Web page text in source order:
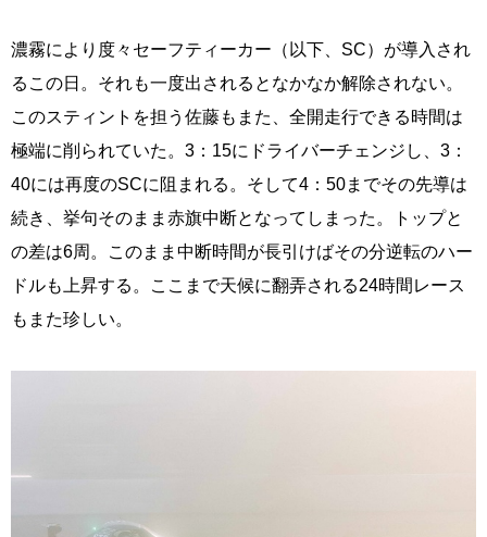
濃霧により度々セーフティーカー（以下、SC）が導入され
るこの日。それも一度出されるとなかなか解除されない。
このスティントを担う佐藤もまた、全開走行できる時間は
極端に削られていた。3：15にドライバーチェンジし、3：
40には再度のSCに阻まれる。そして4：50までその先導は
続き、挙句そのまま赤旗中断となってしまった。トップと
の差は6周。このまま中断時間が長引けばその分逆転のハー
ドルも上昇する。ここまで天候に翻弄される24時間レース
もまた珍しい。